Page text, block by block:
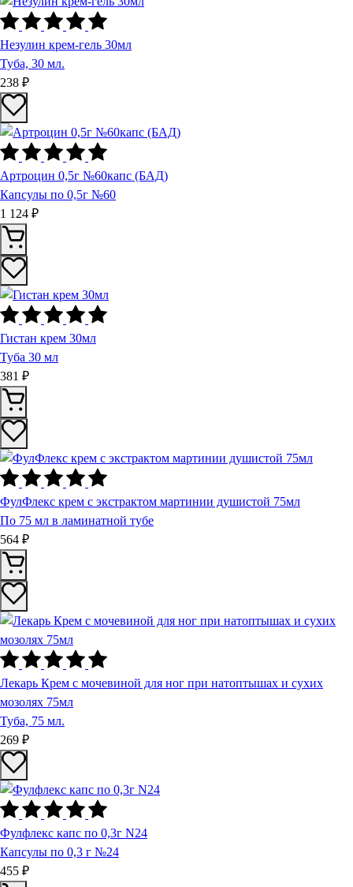
Незулин крем-гель 30мл
Туба, 30 мл.
238 ₽
Артроцин 0,5г №60капс (БАД)
Капсулы по 0,5г №60
1 124 ₽
Гистан крем 30мл
Туба 30 мл
381 ₽
ФулФлекс крем с экстрактом мартинии душистой 75мл
По 75 мл в ламинатной тубе
564 ₽
Лекарь Крем с мочевиной для ног при натоптышах и сухих
мозолях 75мл
Туба, 75 мл.
269 ₽
Фулфлекс капс по 0,3г N24
Капсулы по 0,3 г №24
455 ₽